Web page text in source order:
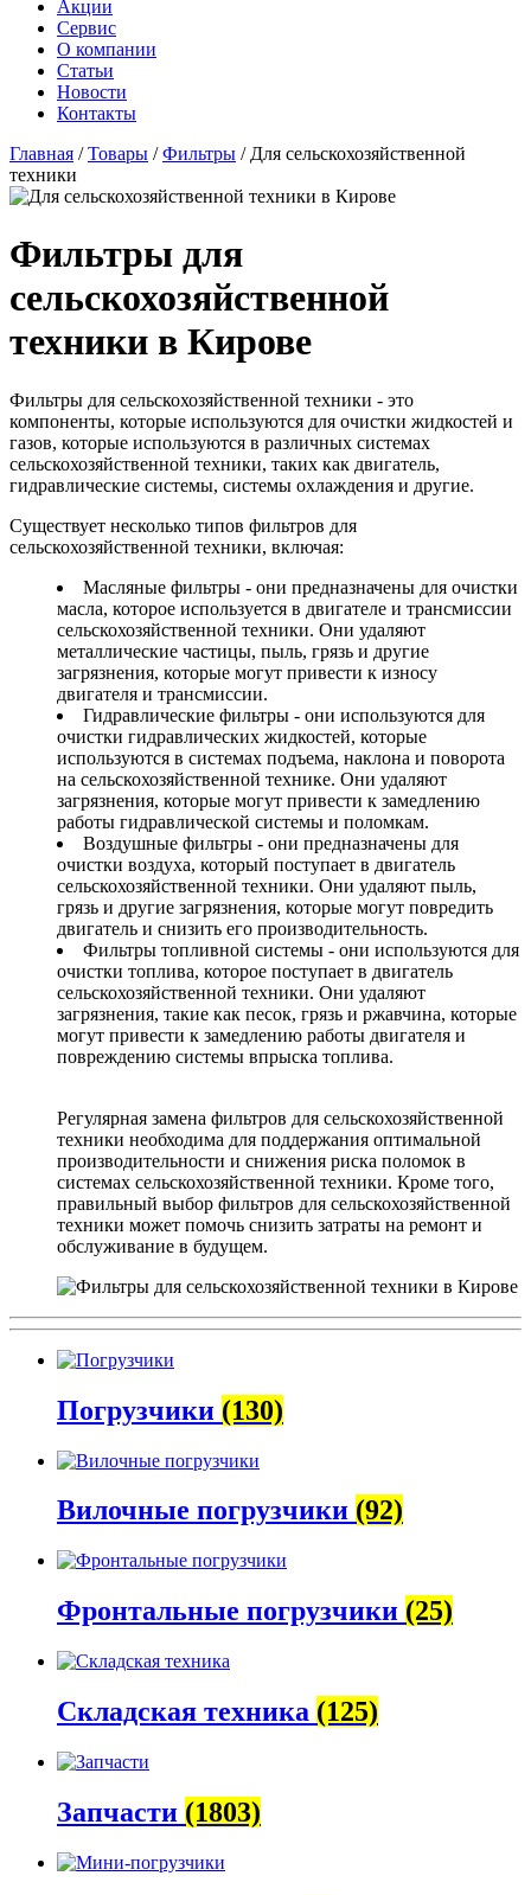
Акции
Сервис
О компании
Статьи
Новости
Контакты
Главная /Товары /Фильтры / Для сельскохозяйственной
техники
Фильтры для
сельскохозяйственной
техники в Кирове
Фильтры для сельскохозяйственной техники - это
компоненты, которые используются для очистки жидкостей и
газов, которые используются в различных системах
сельскохозяйственной техники, таких как двигатель,
гидравлические системы, системы охлаждения и другие.
Существует несколько типов фильтров для
сельскохозяйственной техники, включая:
Масляные фильтры - они предназначены для очистки
масла, которое используется в двигателе и трансмиссии
сельскохозяйственной техники. Они удаляют
металлические частицы, пыль, грязь и другие
загрязнения, которые могут привести к износу
двигателя и трансмиссии.
Гидравлические фильтры - они используются для
очистки гидравлических жидкостей, которые
используются в системах подъема, наклона и поворота
на сельскохозяйственной технике. Они удаляют
загрязнения, которые могут привести к замедлению
работы гидравлической системы и поломкам.
Воздушные фильтры - они предназначены для
очистки воздуха, который поступает в двигатель
сельскохозяйственной техники. Они удаляют пыль,
грязь и другие загрязнения, которые могут повредить
двигатель и снизить его производительность.
Фильтры топливной системы - они используются для
очистки топлива, которое поступает в двигатель
сельскохозяйственной техники. Они удаляют
загрязнения, такие как песок, грязь и ржавчина, которые
могут привести к замедлению работы двигателя и
повреждению системы впрыска топлива.
Регулярная замена фильтров для сельскохозяйственной
техники необходима для поддержания оптимальной
производительности и снижения риска поломок в
системах сельскохозяйственной техники. Кроме того,
правильный выбор фильтров для сельскохозяйственной
техники может помочь снизить затраты на ремонт и
обслуживание в будущем.
Погрузчики (130)
Вилочные погрузчики (92)
Фронтальные погрузчики (25)
Складская техника (125)
Запчасти (1803)